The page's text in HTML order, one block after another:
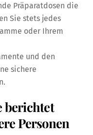
Präparatdosen die
Sie stets jedes
oder Ihrem
und den
sichere
berichtet
Personen